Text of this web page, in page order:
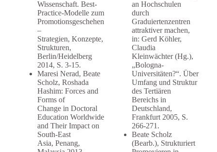
Wissenschaft. Best-
Practice-Modelle zum
Promotionsgeschehen
–
Strategien, Konzepte,
Strukturen,
Berlin/Heidelberg
2014, S. 3-15.
Maresi Nerad, Beate
Scholz, Roshada
Hashim: Forces and
Forms of
Change in Doctoral
Education Worldwide
and Their Impact on
South-East
Asia, Penang,
an Hochschulen
durch
Graduiertenzentren
attraktiver machen,
in: Gerd Köhler,
Claudia
Kleinwächter (Hg.),
„Bologna-
Universitäten?“. Über
Umfang und Struktur
des Tertiären
Bereichs in
Deutschland,
Frankfurt 2005, S.
266-271.
Beate Scholz
(Bearb.), Strukturiert